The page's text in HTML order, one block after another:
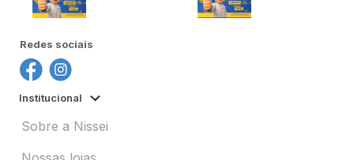
Redes sociais
Institucional
Sobre a Nissei